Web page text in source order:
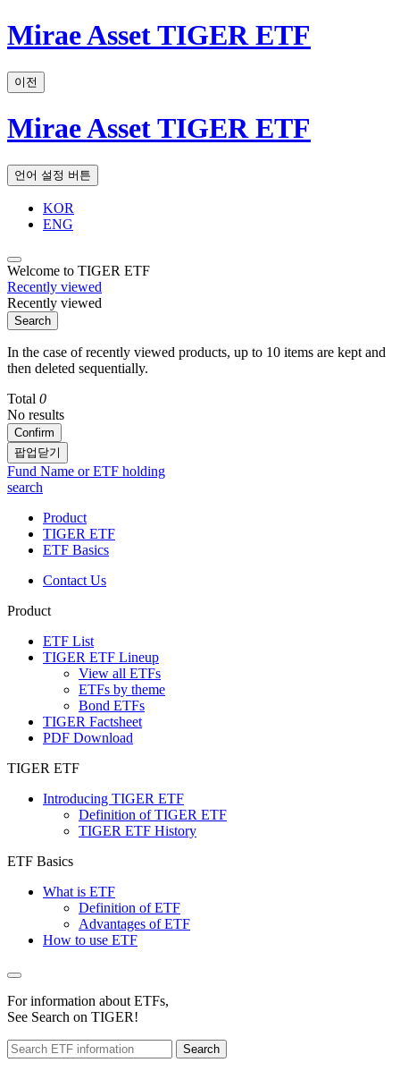
Mirae Asset TIGER ETF
이전
Mirae Asset TIGER ETF
언어 설정 버튼
KOR
ENG
Welcome to TIGER ETF
Recently viewed
Recently viewed
Search
In the case of recently viewed products, up to 10 items are kept and
then deleted sequentially.
Total 0
No results
Confirm
팝업닫기
Fund Name or ETF holding
search
Product
TIGER ETF
ETF Basics
Contact Us
Product
ETF List
TIGER ETF Lineup
View all ETFs
ETFs by theme
Bond ETFs
TIGER Factsheet
PDF Download
TIGER ETF
Introducing TIGER ETF
Definition of TIGER ETF
TIGER ETF History
ETF Basics
What is ETF
Definition of ETF
Advantages of ETF
How to use ETF
For information about ETFs,
See Search on TIGER!
Search